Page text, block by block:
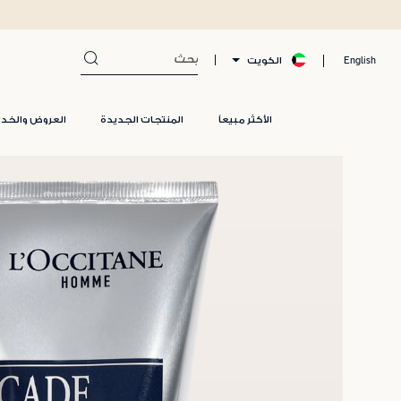
English الكويت
الأكثر مبيعاً المنتجات الجديدة العروض